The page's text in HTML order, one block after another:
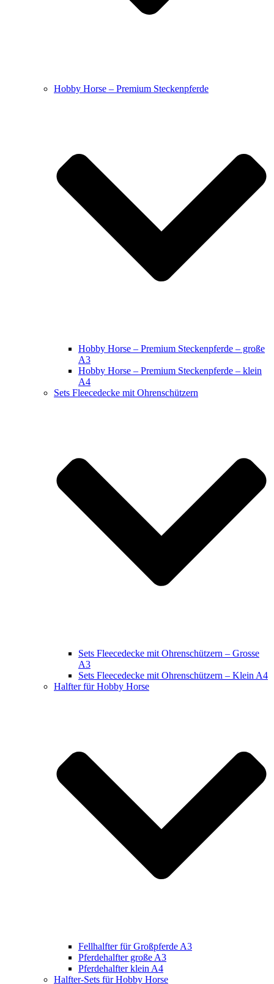
Hobby Horse – Premium Steckenpferde
Hobby Horse – Premium Steckenpferde – große
A3
Hobby Horse – Premium Steckenpferde – klein
A4
Sets Fleecedecke mit Ohrenschützern
Sets Fleecedecke mit Ohrenschützern – Grosse
A3
Sets Fleecedecke mit Ohrenschützern – Klein A4
Halfter für Hobby Horse
Fellhalfter für Großpferde A3
Pferdehalfter große A3
Pferdehalfter klein A4
Halfter-Sets für Hobby Horse